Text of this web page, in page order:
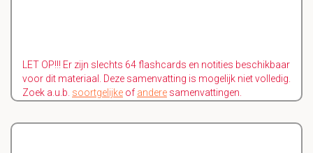
LET OP!!! Er zijn slechts 64 flashcards en notities beschikbaar
voor dit materiaal. Deze samenvatting is mogelijk niet volledig.
Zoek a.u.b. soortgelijke of andere samenvattingen.